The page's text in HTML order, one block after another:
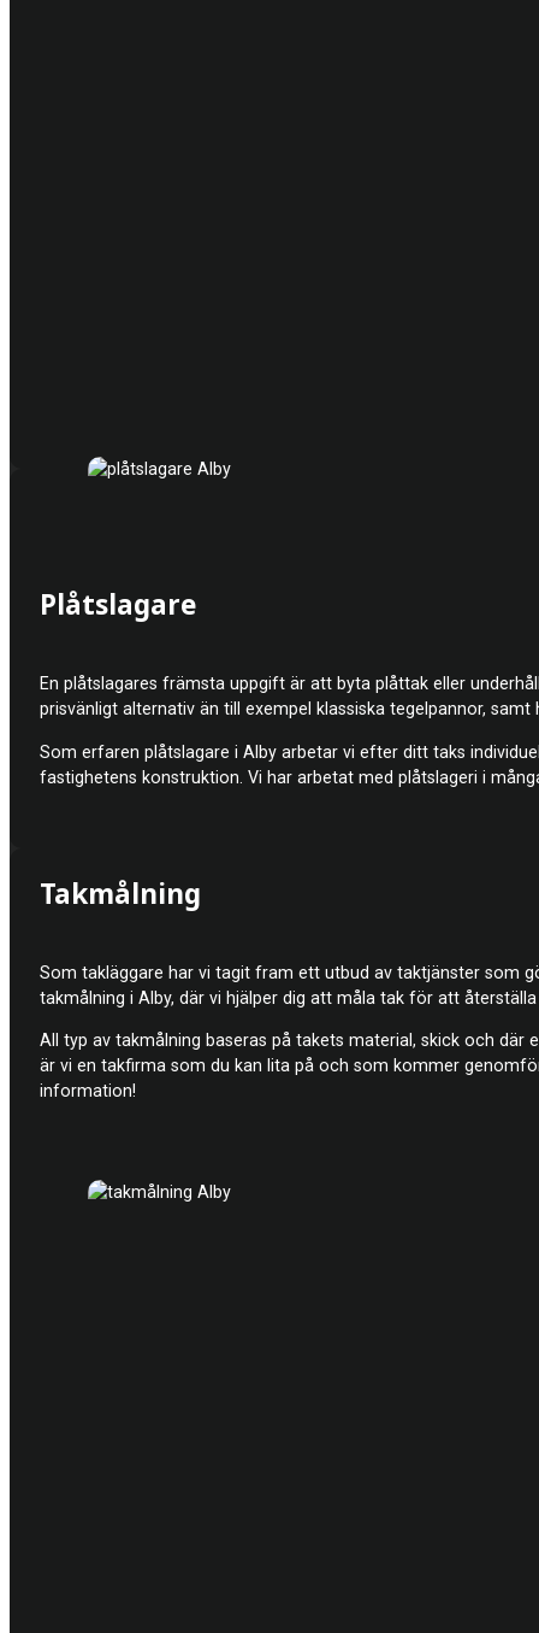
Plåtslagare
En plåtslagares främsta uppgift är att byta plåttak eller
prisvänligt alternativ än till exempel klassiska tegelpannor, samt
Som erfaren plåtslagare i Alby arbetar vi efter ditt taks
fastighetens konstruktion. Vi har arbetat med plåtslageri i
Takmålning
Som takläggare har vi tagit fram ett utbud av taktjänster som
takmålning i Alby, där vi hjälper dig att måla tak för att
All typ av takmålning baseras på takets material, skick och
är vi en takfirma som du kan lita på och som kommer
information!